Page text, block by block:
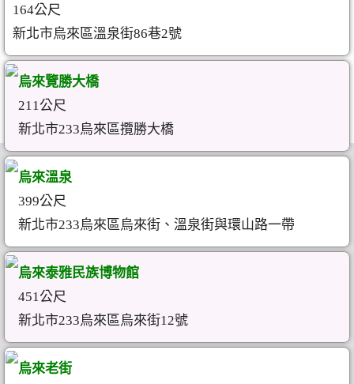
164公尺
新北市烏來區溫泉街86巷2號
烏來覽勝大橋
211公尺
新北市233烏來區攬勝大橋
烏來溫泉
399公尺
新北市233烏來區烏來街、溫泉街與環山路一帶
烏來泰雅民族博物館
451公尺
新北市233烏來區烏來街12號
烏來老街